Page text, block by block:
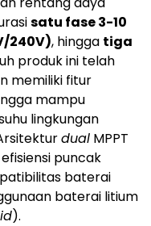
satu fase 3-10
240V), hingga tiga
produk ini telah
memiliki fitur
mampu
lingkungan
dual MPPT
puncak
baterai
baterai litium
).